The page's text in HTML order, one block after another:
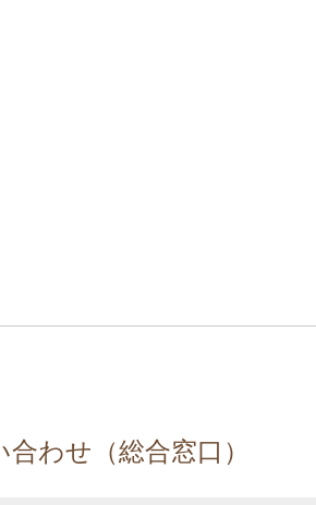
わせ（総合窓口）